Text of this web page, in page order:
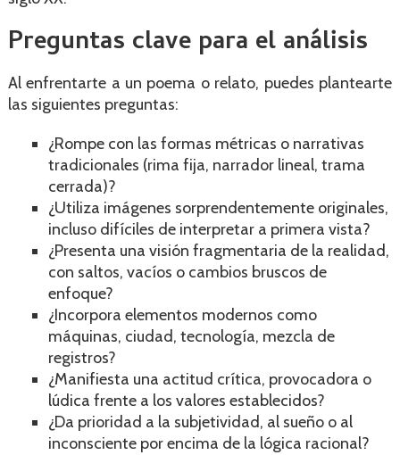
Preguntas clave para el análisis
Al enfrentarte a un poema o relato, puedes plantearte
las siguientes preguntas:
¿Rompe con las formas métricas o narrativas
tradicionales (rima fija, narrador lineal, trama
cerrada)?
¿Utiliza imágenes sorprendentemente originales,
incluso difíciles de interpretar a primera vista?
¿Presenta una visión fragmentaria de la realidad,
con saltos, vacíos o cambios bruscos de
enfoque?
¿Incorpora elementos modernos como
máquinas, ciudad, tecnología, mezcla de
registros?
¿Manifiesta una actitud crítica, provocadora o
lúdica frente a los valores establecidos?
¿Da prioridad a la subjetividad, al sueño o al
inconsciente por encima de la lógica racional?